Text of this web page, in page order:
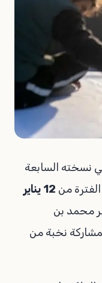
نسخته السابعة
من
12 يناير
محمد بن
نخبة من